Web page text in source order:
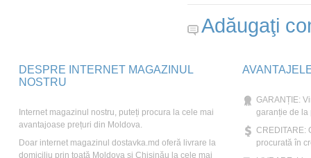
Adăugaţi
DESPRE INTERNET MAGAZINUL
NOSTRU
Internet magazinul nostru, puteți procura la cele mai
avantajoase prețuri din Moldova.
Doar internet magazinul dostavka.md oferă livrare la
domiciliu prin toată Moldova și Chișinău la cele mai
GARANȚIE:
garanție de la
CREDITARE:
procurată în